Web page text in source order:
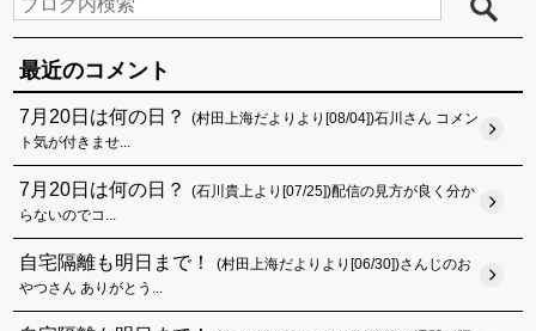
最近のコメント
7月20日は何の日？
(村田上海だよりより[08/04])石川さん コメン
ト気が付きませ...
7月20日は何の日？
(石川貴上より[07/25])配信の見方が良く分か
らないのでコ...
自宅隔離も明日まで！
(村田上海だよりより[06/30])さんじのお
やつさん ありがとう...